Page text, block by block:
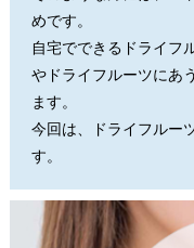
めです。
自宅でできるドライフ
やドライフルーツにあ
ます。
今回は、ドライフルー
す。